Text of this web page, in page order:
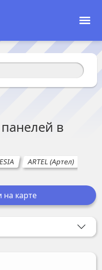
в
ARTEL (Артел)
на карте